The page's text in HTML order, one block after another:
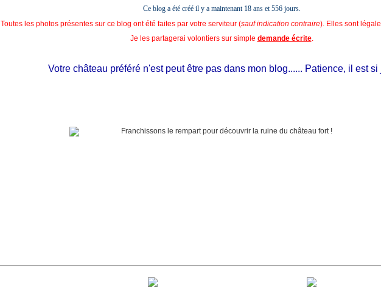
Ce blog a été créé il y a maintenant 18 ans et556 jours.
Toutes les photos présentes sur ce blog ont été faites par votre serviteur (sauf indication contraire). Elles sont
Je les partagerai volontiers sur simple demande écrite.
Votre château préféré n'est peut être pas dans mon blog...... Patience, il est si